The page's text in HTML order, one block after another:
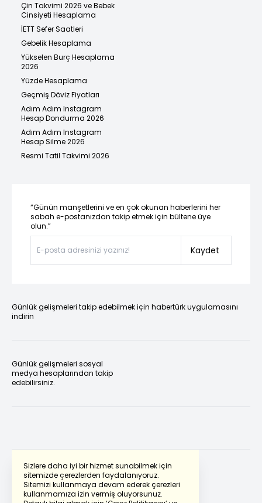
Sizlere daha iyi bir hizmet sunabilmek için
sitemizde çerezlerden faydalanıyoruz.
Sitemizi kullanmaya devam ederek çerezleri
kullanmamıza izin vermiş oluyorsunuz.
Çin Takvimi 2026 ve Bebek
Cinsiyeti Hesaplama
İETT Sefer Saatleri
Gebelik Hesaplama
Yükselen Burç Hesaplama
2026
Yüzde Hesaplama
Geçmiş Döviz Fiyatları
Adım Adım Instagram
Hesap Dondurma 2026
Adım Adım Instagram
Hesap Silme 2026
Resmi Tatil Takvimi 2026
“Günün manşetlerini ve en çok okunan haberlerini her
sabah e-postanızdan takip etmek için bültene üye
olun.”
Kaydet
Günlük gelişmeleri takip edebilmek için habertürk uygulamasını
indirin
Günlük gelişmeleri sosyal
medya hesaplarından takip
edebilirsiniz.
Powered by Translate